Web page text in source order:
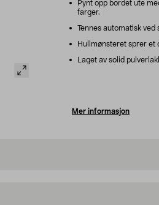
Pynt opp bordet ute
farger.
Tennes automatisk ved
Hullmønsteret sprer et
Laget av solid
Mer informasjon